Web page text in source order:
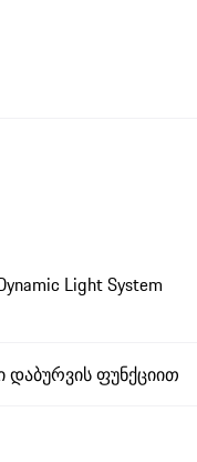
Light System
დაბურვის ფუნქციით